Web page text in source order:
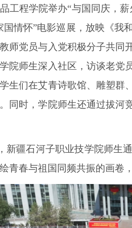
工程学院举办“与国同庆，
国情怀”电影巡展，放映《我
师党员与入党积极分子共同
院师生深入社区，访谈老党
生们在艾青诗歌馆、雕塑群
同时，学院师生还通过拔河
新疆石河子职业技学院师生
青春与祖国同频共振的画卷